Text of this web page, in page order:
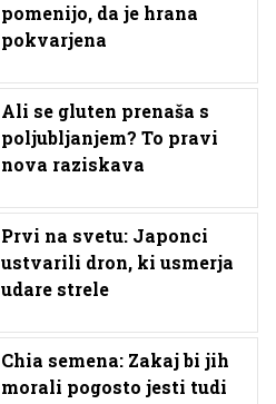
pomenijo, da je hrana
pokvarjena
Ali se gluten prenaša s
poljubljanjem? To pravi
nova raziskava
Prvi na svetu: Japonci
ustvarili dron, ki usmerja
udare strele
Chia semena: Zakaj bi jih
morali pogosto jesti tudi